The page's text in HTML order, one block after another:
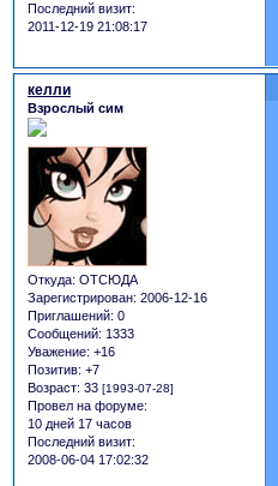
Последний визит:
2011-12-19 21:08:17
келли
Взрослый сим
Откуда: ОТСЮДА
Зарегистрирован: 2006-12-16
Приглашений: 0
Сообщений: 1333
Уважение: +16
Позитив: +7
Возраст: 33 [1993-07-28]
Провел на форуме:
10 дней 17 часов
Последний визит:
2008-06-04 17:02:32